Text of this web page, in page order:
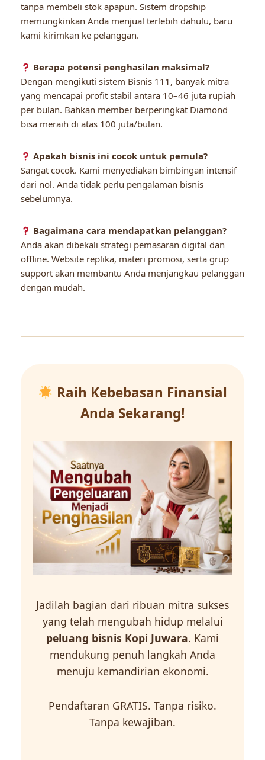
tanpa membeli stok apapun. Sistem dropship
memungkinkan Anda menjual terlebih dahulu, baru
kami kirimkan ke pelanggan.
Berapa potensi penghasilan maksimal?
Dengan mengikuti sistem Bisnis 111, banyak mitra
yang mencapai profit stabil antara 10–46 juta rupiah
per bulan. Bahkan member berperingkat Diamond
bisa meraih di atas 100 juta/bulan.
Apakah bisnis ini cocok untuk pemula?
Sangat cocok. Kami menyediakan bimbingan intensif
dari nol. Anda tidak perlu pengalaman bisnis
sebelumnya.
Bagaimana cara mendapatkan pelanggan?
Anda akan dibekali strategi pemasaran digital dan
offline. Website replika, materi promosi, serta grup
support akan membantu Anda menjangkau pelanggan
dengan mudah.
Raih Kebebasan Finansial
Anda Sekarang!
Jadilah bagian dari ribuan mitra sukses
yang telah mengubah hidup melalui
peluang bisnis Kopi Juwara. Kami
mendukung penuh langkah Anda
menuju kemandirian ekonomi.
Pendaftaran GRATIS. Tanpa risiko.
Tanpa kewajiban.